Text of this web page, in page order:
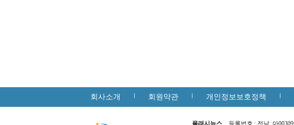
회사소개 회원약관 개인정보보호정책
플래시뉴스 등록번호 : 전남, 아00309